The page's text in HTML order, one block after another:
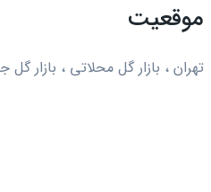
موقعیت
تهران ، بازار گل محلاتی ، بازار گل